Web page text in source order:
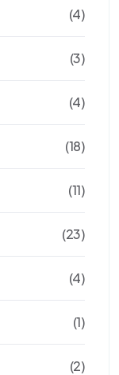
(4)
(3)
(4)
(18)
(11)
(23)
(4)
(1)
(2)